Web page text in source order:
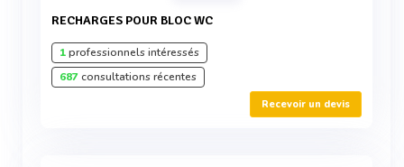
RECHARGES POUR BLOC WC
1professionnels intéressés
687consultations récentes
Recevoir un devis